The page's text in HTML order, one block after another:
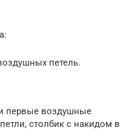
петель.
первые воздушные
столбик с накидом в